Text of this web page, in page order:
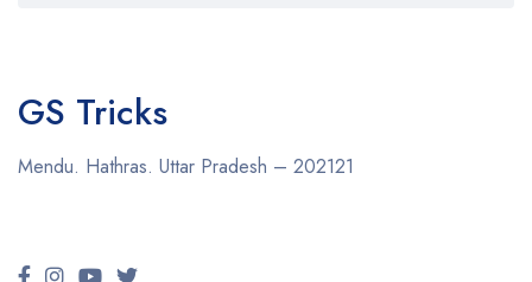
GS Tricks
Mendu. Hathras. Uttar Pradesh – 202121